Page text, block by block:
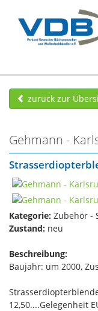
zurück zur
Gehmann -
Kategorie: Zubehör -
Zustand: neu
Beschreibung:
Baujahr: um 2000,
12,50....Gelegenheit